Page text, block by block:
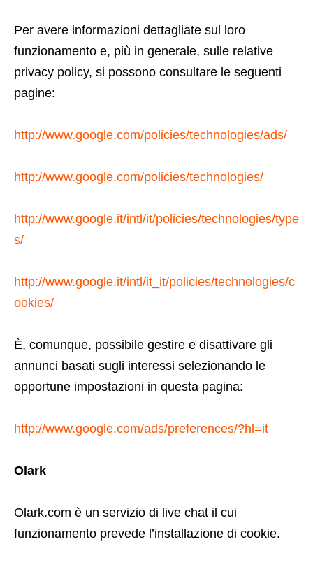
Per avere informazioni dettagliate sul loro
funzionamento e, più in generale, sulle relative
privacy policy, si possono consultare le seguenti
pagine:
http://www.google.com/policies/technologies/ads/
http://www.google.com/policies/technologies/
http://www.google.it/intl/it/policies/technologies/type
s/
http://www.google.it/intl/it_it/policies/technologies/c
ookies/
È, comunque, possibile gestire e disattivare gli
annunci basati sugli interessi selezionando le
opportune impostazioni in questa pagina:
http://www.google.com/ads/preferences/?hl=it
Olark
Olark.com è un servizio di live chat il cui
funzionamento prevede l’installazione di cookie.